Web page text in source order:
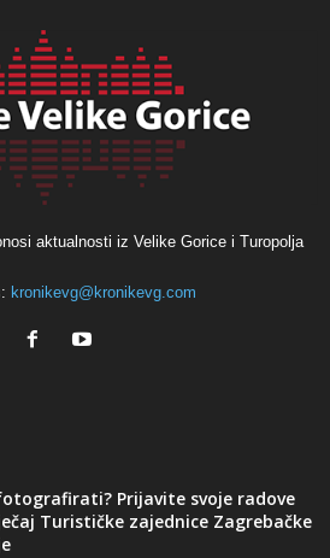
aktualnosti iz Velike Gorice i Turopolja
kronikevg@kronikevg.com
Prijavite svoje radove
Turističke zajednice Zagrebačke